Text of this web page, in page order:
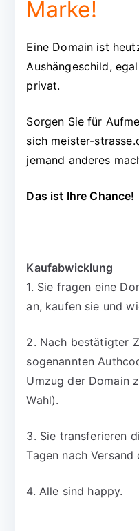
Marke!
Eine Domain ist
Aushängeschild,
privat.
Sorgen Sie für
sich meister-
jemand anderes
Das ist Ihre Chance!
Kaufabwicklung
1. Sie fragen eine
an, kaufen sie und
2. Nach bestätigter
sogenannten
Umzug der Domain
Wahl).
3. Sie transferieren
Tagen nach Versand
4. Alle sind happy.